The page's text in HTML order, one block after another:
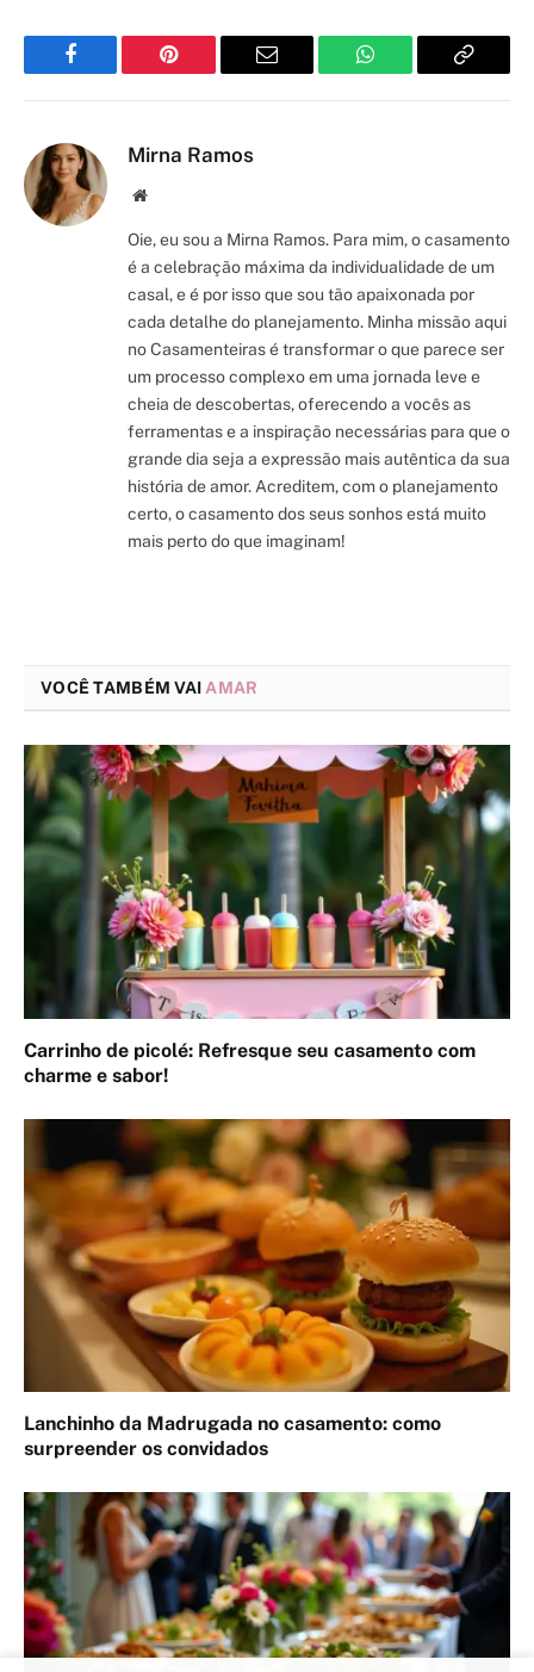
Facebook Pinterest Email WhatsApp Copy
Mirna Ramos
Site/Blog
Oie, eu sou a Mirna Ramos. Para mim, o casamento
é a celebração máxima da individualidade de um
casal, e é por isso que sou tão apaixonada por
cada detalhe do planejamento. Minha missão aqui
no Casamenteiras é transformar o que parece ser
um processo complexo em uma jornada leve e
cheia de descobertas, oferecendo a vocês as
ferramentas e a inspiração necessárias para que o
grande dia seja a expressão mais autêntica da sua
história de amor. Acreditem, com o planejamento
certo, o casamento dos seus sonhos está muito
mais perto do que imaginam!
VOCÊ TAMBÉM VAI AMAR
Carrinho de picolé: Refresque seu casamento com
charme e sabor!
Lanchinho da Madrugada no casamento: como
surpreender os convidados